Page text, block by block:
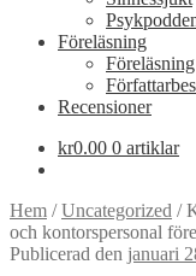
Föreläsning
Föreläsning
Recensioner
kr0.00 0 artiklar
Hem /Uncategorized /
och kontorspersonal
Publicerad den januari